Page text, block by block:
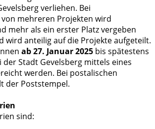
verliehen. Bei
mehreren Projekten wird
mehr als ein erster Platz vergeben
wird anteilig auf die Projekte aufgeteilt.
ab 27. Januar 2025 bis spätestens
der Stadt Gevelsberg mittels eines
werden. Bei postalischen
der Poststempel.
sind: